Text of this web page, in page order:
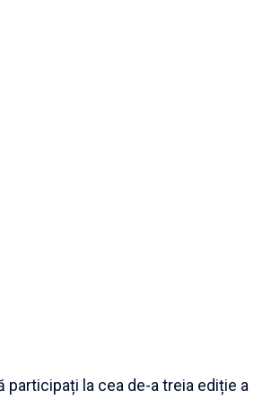
participați la cea de-a treia ediție a